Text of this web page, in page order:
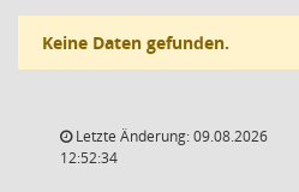
Keine Daten gefunden.
Letzte Änderung: 09.08.2026
12:52:34